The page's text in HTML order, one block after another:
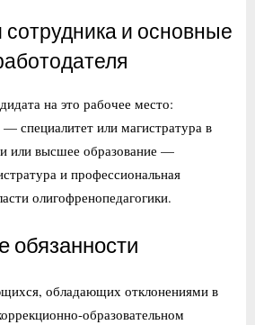
и основные
на это рабочее место:
специалитет или магистратура в
или высшее образование —
и профессиональная
олигофренопедагогики.
обязанности
обладающих отклонениями в
образовательном